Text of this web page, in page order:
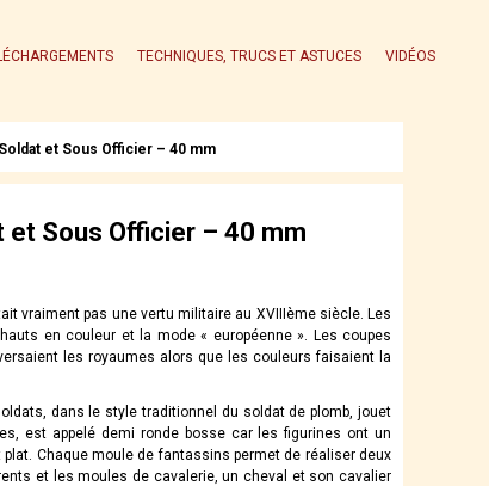
TECHNIQUES, TRUCS ET ASTUCES VIDÉOS
et Sous Officier – 40 mm
et Sous Officier – 40 mm
vraiment pas une vertu militaire au XVIIIème siècle. Les
en couleur et la mode « européenne ». Les coupes
les royaumes alors que les couleurs faisaient la
dans le style traditionnel du soldat de plomb, jouet
est appelé demi ronde bosse car les figurines ont un
Chaque moule de fantassins permet de réaliser deux
et les moules de cavalerie, un cheval et son cavalier